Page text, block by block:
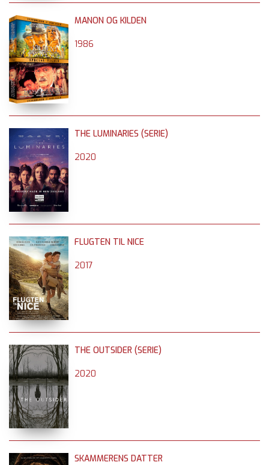
MANON OG KILDEN
1986
THE LUMINARIES (SERIE)
2020
FLUGTEN TIL NICE
2017
THE OUTSIDER (SERIE)
2020
SKAMMERENS DATTER